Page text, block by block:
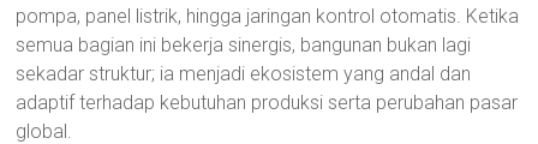
pompa, panel listrik, hingga jaringan kontrol otomatis. Ketika
semua bagian ini bekerja sinergis, bangunan bukan lagi
sekadar struktur; ia menjadi ekosistem yang andal dan
adaptif terhadap kebutuhan produksi serta perubahan pasar
global.